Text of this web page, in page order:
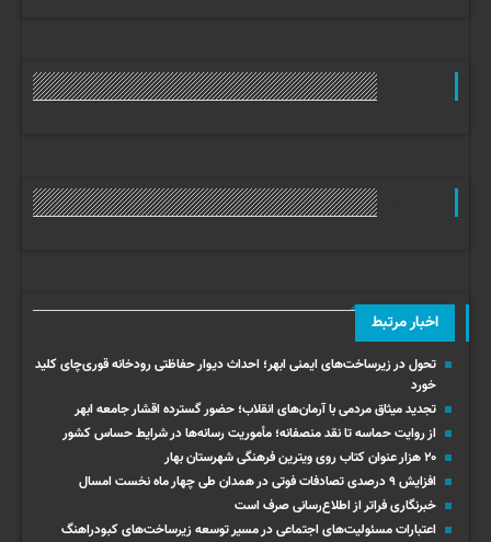
اخبار مرتبط
تحول در زیرساخت‌های ایمنی ابهر؛ احداث دیوار حفاظتی رودخانه قوری‌چای کلید
خورد
تجدید میثاق مردمی با آرمان‌های انقلاب؛ حضور گسترده اقشار جامعه ابهر
از روایت حماسه تا نقد منصفانه؛ مأموریت رسانه‌ها در شرایط حساس کشور
۲۰ هزار عنوان کتاب روی ویترین فرهنگی شهرستان بهار
افزایش ۹ درصدی تصادفات فوتی در همدان طی چهار ماه نخست امسال
خبرنگاری فراتر از اطلاع‌رسانی صرف است
اعتبارات مسئولیت‌های اجتماعی در مسیر توسعه زیرساخت‌های کبودراهنگ